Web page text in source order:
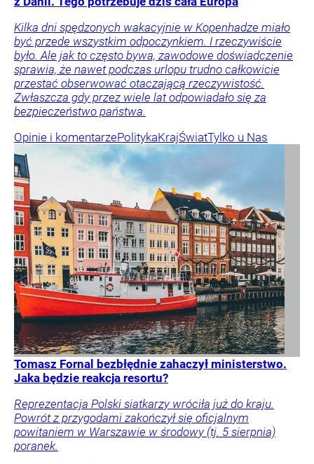
Kilka dni spędzonych wakacyjnie w Kopenhadze miało
być przede wszystkim odpoczynkiem. I rzeczywiście
było. Ale jak to często bywa, zawodowe doświadczenie
sprawia, że nawet podczas urlopu trudno całkowicie
przestać obserwować otaczającą rzeczywistość.
Zwłaszcza gdy przez wiele lat odpowiadało się za
bezpieczeństwo państwa.
Opinie i komentarzePolitykaKrajŚwiatTylko u Nas
Tomasz Fornal bezbłędnie zahaczył ministerstwo.
Jaka będzie reakcja resortu?
Reprezentacja Polski siatkarzy wróciła już do kraju.
Powrót z przygodami zakończył się oficjalnym
powitaniem w Warszawie w środowy (tj. 5 sierpnia)
poranek.